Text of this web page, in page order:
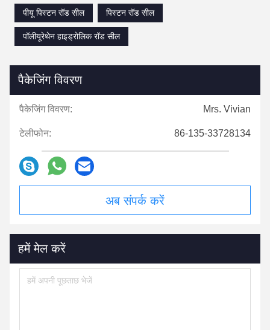
पीयू पिस्टन रॉड सील
पिस्टन रॉड सील
पॉलीयूरेथेन हाइड्रोलिक रॉड सील
पैकेजिंग विवरण
पैकेजिंग विवरण: Mrs. Vivian
टेलीफोन: 86-135-33728134
अब संपर्क करें
हमें मेल करें